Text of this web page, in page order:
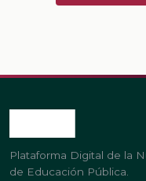
Plataforma Digital de la
de Educación Pública.